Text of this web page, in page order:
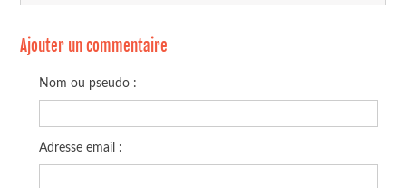
Ajouter un commentaire
Nom ou pseudo :
Adresse email :